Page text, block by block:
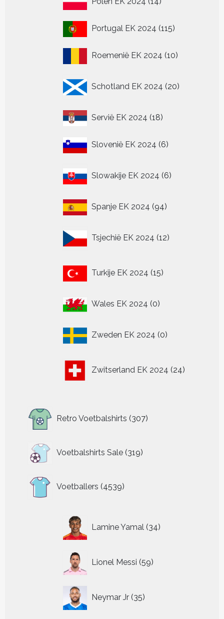
Portugal EK 2024 115115
Roemenië EK 2024 1010
Schotland EK 2024 20
producten
Servië EK 2024 1818
Slovenië EK 2024 66
Slowakije EK 2024 6
producten
Spanje EK 2024 9494
Tsjechië EK 2024 12
producten
Turkije EK 2024 15
producten
Wales EK 2024 00
Zweden EK 2024 0
producten
Zwitserland EK 2024 24
producten
Retro Voetbalshirts 307
producten
Voetbalshirts Sale 319
319
producten
Voetballers 4539
producten
Lamine Yamal 34
producten
Lionel Messi 59
producten
Neymar Jr 35
producten